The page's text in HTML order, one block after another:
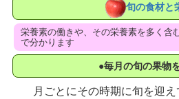
旬の食材と
栄養素の働きや、その栄養素を多く含
で分かります
●毎月の旬の果物
月ごとにその時期に旬を迎